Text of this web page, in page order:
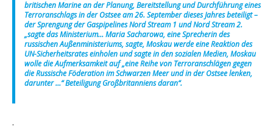
britischen Marine an der Planung, Bereitstellung und Durchführung eines
Terroranschlags in der Ostsee am 26. September dieses Jahres beteiligt –
der Sprengung der Gaspipelines Nord Stream 1 und Nord Stream 2.
„sagte das Ministerium… Maria Sacharowa, eine Sprecherin des
russischen Außenministeriums, sagte, Moskau werde eine Reaktion des
UN-Sicherheitsrates einholen und sagte in den sozialen Medien, Moskau
wolle die Aufmerksamkeit auf „eine Reihe von Terroranschlägen gegen
die Russische Föderation im Schwarzen Meer und in der Ostsee lenken,
darunter …“ Beteiligung Großbritanniens daran“.
.